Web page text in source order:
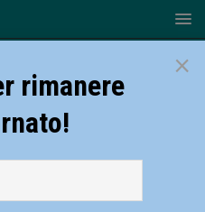
×
rimanere